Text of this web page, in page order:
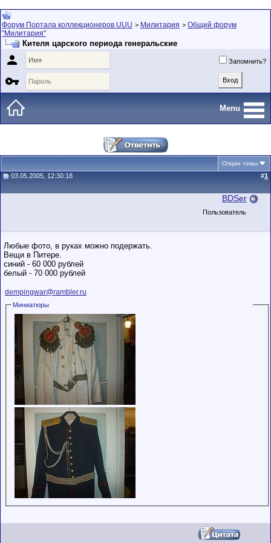
Форум Портала коллекционеров UUU > Милитария > Общий форум
"Милитария"
Кителя царского периода генеральские
 Запомнить?

Menu
Опции темы
03.05.2005, 12:30:18 #1
BDSer
Пользователь
Любые фото, в руках можно подержать.
Вещи в Питере.
синий - 60 000 рублей
белый - 70 000 рублей
dempingwar@rambler.ru
Миниатюры